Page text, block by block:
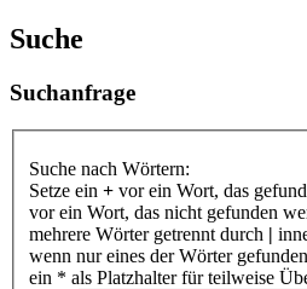
Suche
Suchanfrage
Suche nach Wörtern:
Setze ein + vor ein Wort, das
vor ein Wort, das nicht gefunden
mehrere Wörter getrennt durch |
wenn nur eines der Wörter
ein * als Platzhalter für teilweise